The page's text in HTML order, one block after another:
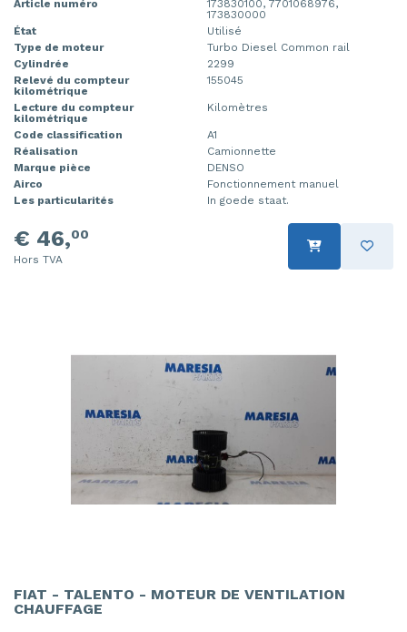
Article numéro
173830100, 7701068976,
173830000
État
Utilisé
Type de moteur
Turbo Diesel Common rail
Cylindrée
2299
Relevé du compteur
kilométrique
155045
Lecture du compteur
kilométrique
Kilomètres
Code classification
A1
Réalisation
Camionnette
Marque pièce
DENSO
Airco
Fonctionnement manuel
Les particularités
In goede staat.
€ 46,00
Hors TVA
FIAT - TALENTO - MOTEUR DE VENTILATION
CHAUFFAGE
Moteur de ventilation chauffage
Moteur essuie-glace avant
Mécanique essuie-glace
Ordinateur gestion moteur
Ordinateur gestion moteur
Panneau avant
Panneau de commandes chauffage
Portière 4portes avant gauche
Rétroviseur extérieur droit
Rétroviseur extérieur gauche
Siège gauche